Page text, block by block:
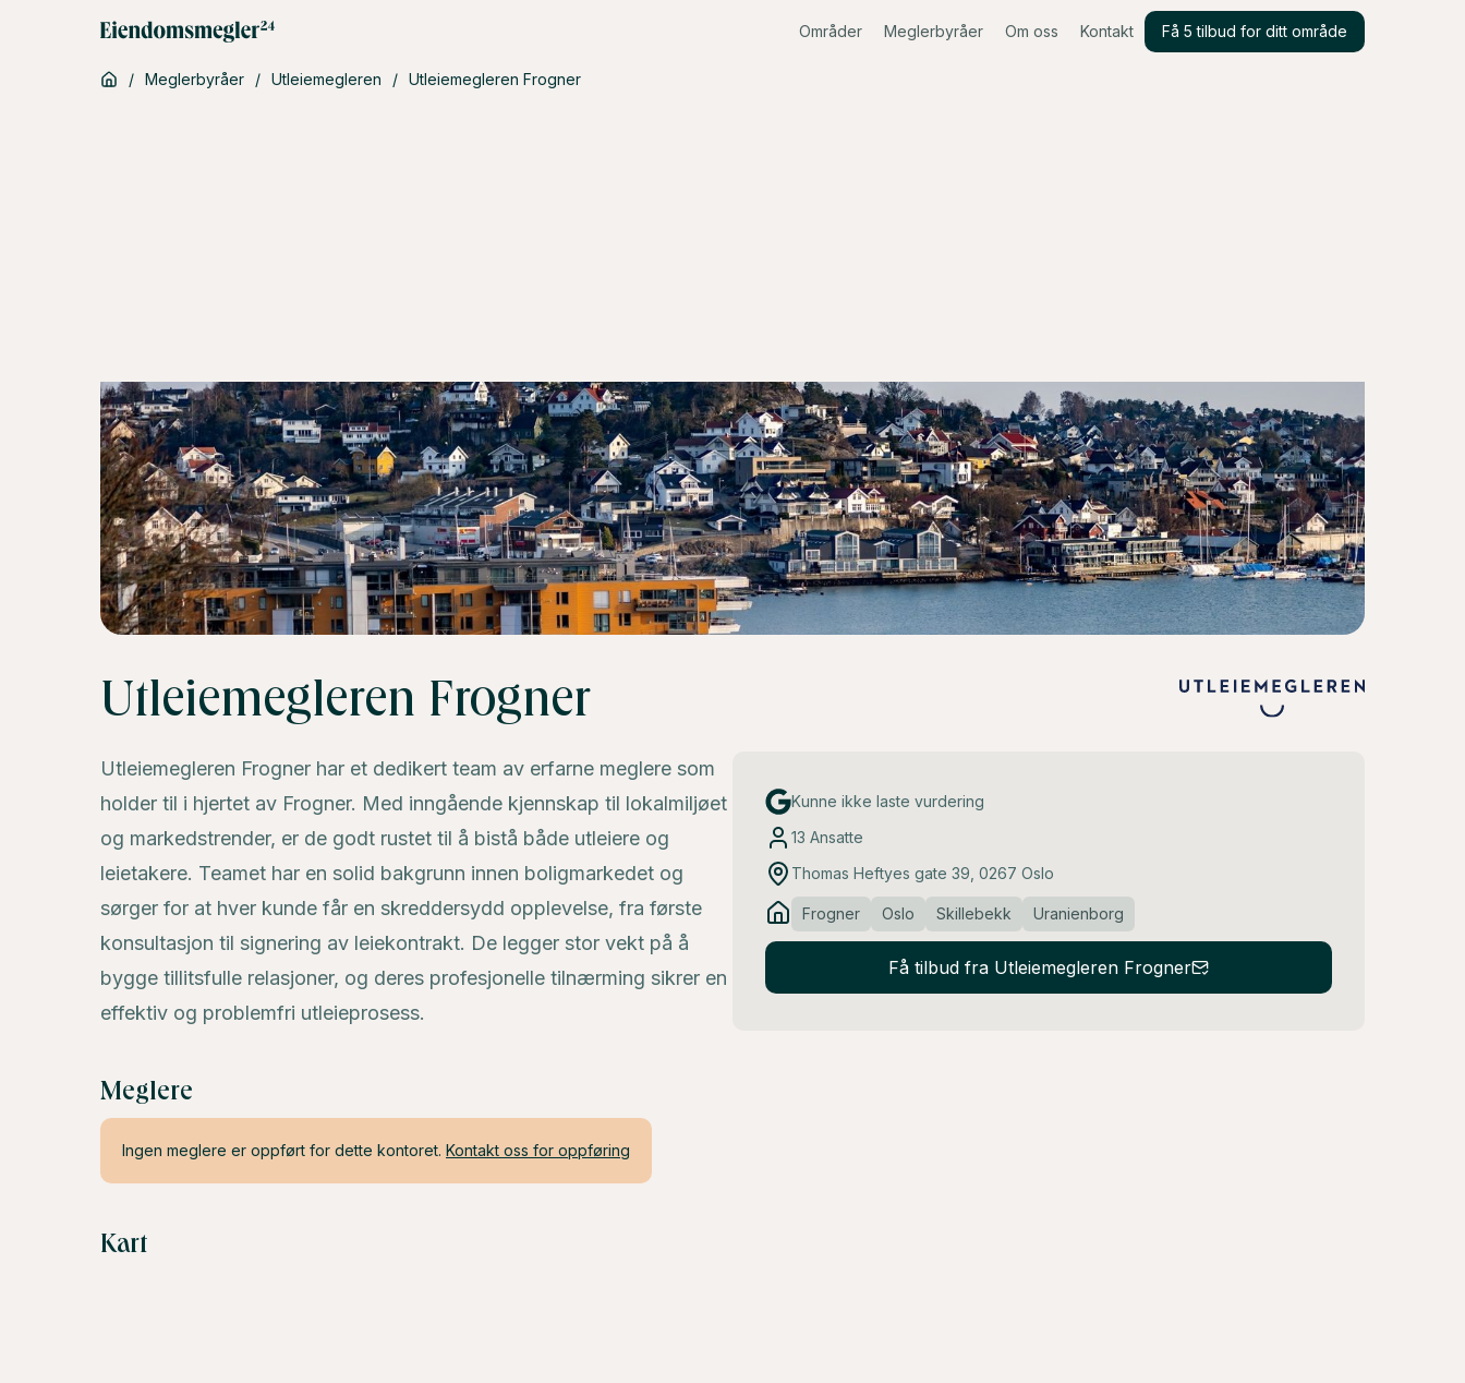
Områder Meglerbyråer Om oss Kontakt Få 5 tilbud for ditt område
/ Meglerbyråer / Utleiemegleren / Utleiemegleren Frogner
Utleiemegleren Frogner
Utleiemegleren Frogner har et dedikert team av erfarne meglere som
holder til i hjertet av Frogner. Med inngående kjennskap til lokalmiljøet
og markedstrender, er de godt rustet til å bistå både utleiere og
leietakere. Teamet har en solid bakgrunn innen boligmarkedet og
sørger for at hver kunde får en skreddersydd opplevelse, fra første
konsultasjon til signering av leiekontrakt. De legger stor vekt på å
bygge tillitsfulle relasjoner, og deres profesjonelle tilnærming sikrer en
effektiv og problemfri utleieprosess.
Kunne ikke laste vurdering
13 Ansatte
Thomas Heftyes gate 39, 0267 Oslo
Frogner Oslo Skillebekk Uranienborg
Få tilbud fra Utleiemegleren Frogner
Meglere
Ingen meglere er oppført for dette kontoret. Kontakt oss for oppføring
Kart